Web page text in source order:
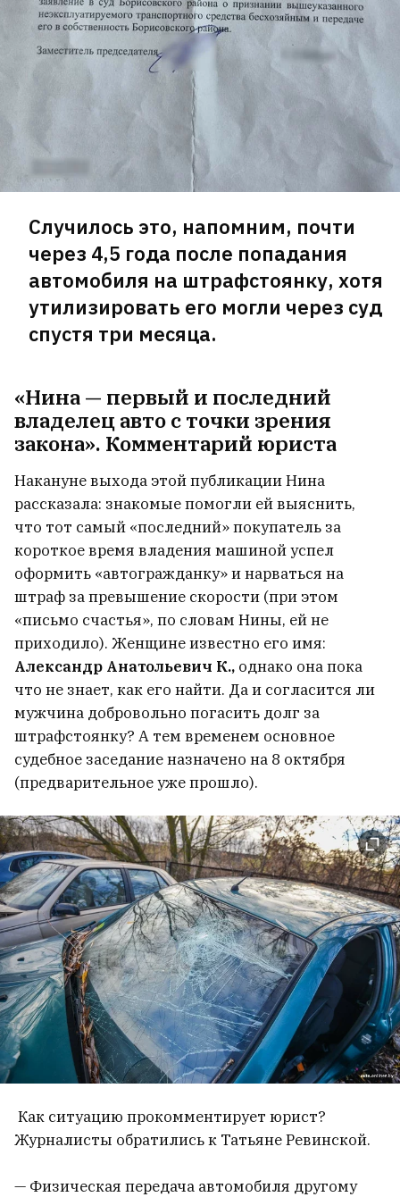
Случилось это, напомним, почти
через 4,5 года после попадания
автомобиля на штрафстоянку, хотя
утилизировать его могли через суд
спустя три месяца.
«Нина — первый и последний
владелец авто с точки зрения
закона». Комментарий юриста
Накануне выхода этой публикации Нина
рассказала: знакомые помогли ей выяснить,
что тот самый «последний» покупатель за
короткое время владения машиной успел
оформить «автогражданку» и нарваться на
штраф за превышение скорости (при этом
«письмо счастья», по словам Нины, ей не
приходило). Женщине известно его имя:
Александр Анатольевич К., однако она пока
что не знает, как его найти. Да и согласится ли
мужчина добровольно погасить долг за
штрафстоянку? А тем временем основное
судебное заседание назначено на 8 октября
(предварительное уже прошло).
Как ситуацию прокомментирует юрист?
Журналисты обратились к Татьяне Ревинской.
— Физическая передача автомобиля другому